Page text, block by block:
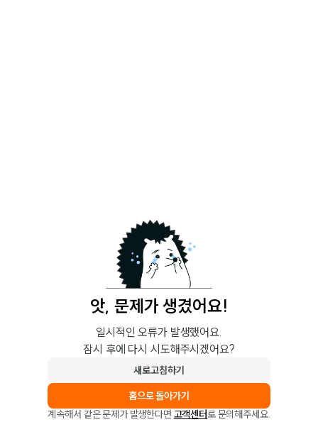
앗, 문제가 생겼어요!
일시적인 오류가 발생했어요.
잠시 후에 다시 시도해주시겠어요?
새로고침하기
홈으로 돌아가기
계속해서 같은 문제가 발생한다면 고객센터로 문의해주세요.